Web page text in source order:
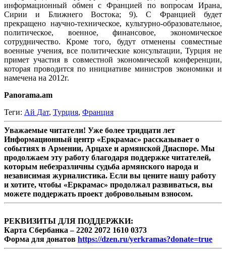
информационный обмен с Францией по вопросам Ирана,
Сирии и Ближнего Востока; 9). С Францией будет
прекращено научно-техническое, культурно-образовательное,
политическое, военное, финансовое, экономическое
сотрудничество. Кроме того, будут отменены совместные
военные учения, все политические консультации, Турция не
примет участия в совместной экономической конференции,
которая проводится по инициативе министров экономики и
намечена на 2012г.
Panorama.am
Теги: Ай Дат, Турция, Франция
Уважаемые читатели! Уже более тридцати лет
Информационный центр «Еркрамас» рассказывает о
событиях в Армении, Арцахе и армянской Диаспоре. Мы
продолжаем эту работу благодаря поддержке читателей,
которым небезразличны судьба армянского народа и
независимая журналистика. Если вы цените нашу работу
и хотите, чтобы «Еркрамас» продолжал развиваться, вы
можете поддержать проект добровольным взносом.
РЕКВИЗИТЫ ДЛЯ ПОДДЕРЖКИ:
Карта Сбербанка – 2202 2072 1610 0373
Форма для донатов https://dzen.ru/yerkramas?donate=true